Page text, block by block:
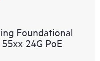
Foundational
24G PoE